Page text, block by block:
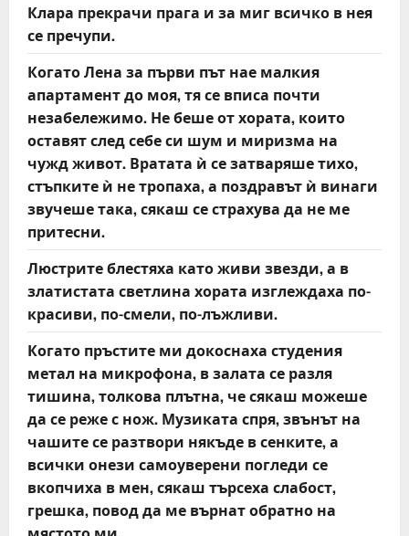
Клара прекрачи прага и за миг всичко в нея
се пречупи.
Когато Лена за първи път нае малкия
апартамент до моя, тя се вписа почти
незабележимо. Не беше от хората, които
оставят след себе си шум и миризма на
чужд живот. Вратата ѝ се затваряше тихо,
стъпките ѝ не тропаха, а поздравът ѝ винаги
звучеше така, сякаш се страхува да не ме
притесни.
Люстрите блестяха като живи звезди, а в
златистата светлина хората изглеждаха по-
красиви, по-смели, по-лъжливи.
Когато пръстите ми докоснаха студения
метал на микрофона, в залата се разля
тишина, толкова плътна, че сякаш можеше
да се реже с нож. Музиката спря, звънът на
чашите се разтвори някъде в сенките, а
всички онези самоуверени погледи се
вкопчиха в мен, сякаш търсеха слабост,
грешка, повод да ме върнат обратно на